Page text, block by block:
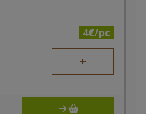
4€/pc
+